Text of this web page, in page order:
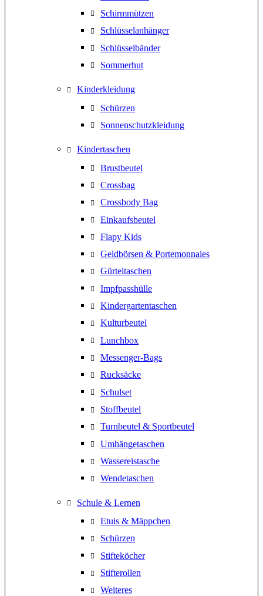
Schirmmützen
Schlüsselanhänger
Schlüsselbänder
Sommerhut
Kinderkleidung
Schürzen
Sonnenschutzkleidung
Kindertaschen
Brustbeutel
Crossbag
Crossbody Bag
Einkaufsbeutel
Flapy Kids
Geldbörsen & Portemonnaies
Gürteltaschen
Impfpasshülle
Kindergartentaschen
Kulturbeutel
Lunchbox
Messenger-Bags
Rucksäcke
Schulset
Stoffbeutel
Turnbeutel & Sportbeutel
Umhängetaschen
Wassereistasche
Wendetaschen
Schule & Lernen
Etuis & Mäppchen
Schürzen
Stifteköcher
Stifterollen
Weiteres